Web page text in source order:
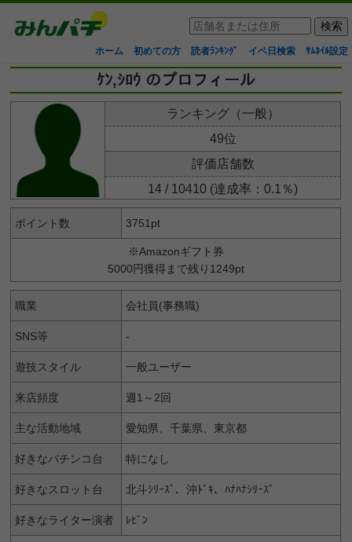
ホーム 初めての方 読者ﾗﾝｷﾝｸﾞ イベ日検索 ｻﾑﾈｲﾙ設定
ｹﾝ,ｼﾛｳ のプロフィール
ランキング（一般）
49位
評価店舗数
14 / 10410 (達成率：0.1％)
ポイント数 3751pt
※Amazonギフト券
5000円獲得まで残り1249pt
職業 会社員(事務職)
SNS等 -
遊技スタイル 一般ユーザー
来店頻度 週1～2回
主な活動地域 愛知県、千葉県、東京都
好きなパチンコ台 特になし
好きなスロット台 北斗ｼﾘｰｽﾞ、沖ﾄﾞｷ、ﾊﾅﾊﾅｼﾘｰｽﾞ
好きなライター演者 ﾚﾋﾞﾝ